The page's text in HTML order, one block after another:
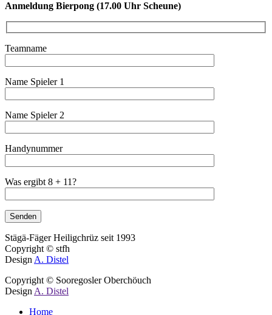
Anmeldung Bierpong (17.00 Uhr Scheune)
Teamname
Name Spieler 1
Name Spieler 2
Handynummer
Was ergibt 8 + 11?
Stägä-Fäger Heiligchrüz seit 1993
Copyright © stfh
Design A. Distel
Copyright © Sooregosler Oberchöuch
Design A. Distel
Close
Home